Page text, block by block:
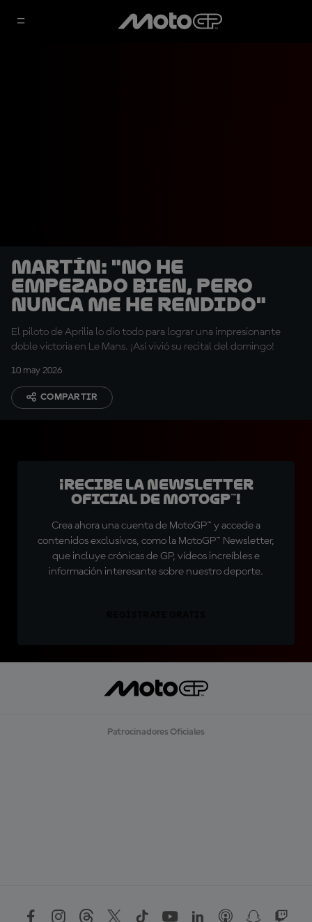
Martín: "No he
empezado bien, pero
nunca me he rendido"
El piloto de Aprilia lo dio todo para lograr una impresionante
doble victoria en Le Mans. ¡Así vivió su recital del domingo!
10 may 2026
COMPARTIR
¡Recibe la Newsletter
oficial de MotoGP™!
Crea ahora una cuenta de MotoGP™ y accede a
contenidos exclusivos, como la MotoGP™ Newsletter,
que incluye crónicas de GP, vídeos increíbles e
información interesante sobre nuestro deporte.
Patrocinadores Oficiales